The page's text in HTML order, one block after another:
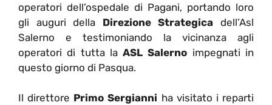
operatori dell’ospedale di Pagani, portando loro
gli auguri della Direzione Strategica dell’Asl
Salerno e testimoniando la vicinanza agli
operatori di tutta laASL Salerno impegnati in
questo giorno di Pasqua.
Il direttore Primo Sergianni ha visitato i reparti